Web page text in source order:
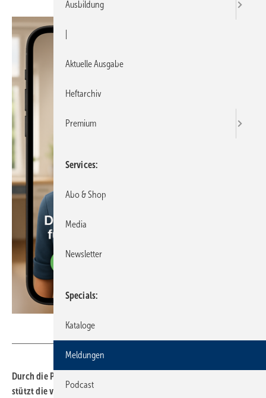
Durch die Partner­schaft von OneQrew und HalloPetra unter­
stützt die vir­tu­elle Büro­kraft Petra noch mehr Hand­werks­be­
Ausbildung
Aktuelle Ausgabe
Heftarchiv
Premium
Services
Abo & Shop
Media
Newsletter
Specials
Kataloge
Meldungen
Podcast